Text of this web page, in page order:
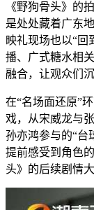
《野狗骨头》的
是处处藏着广东
映礼现场也以“回
播、广式糖水相
融合，让观众们
在“名场面还原”
戏，从宋威龙与
孙亦鸿参与的“台
提前感受到角色
头》的后续剧情大